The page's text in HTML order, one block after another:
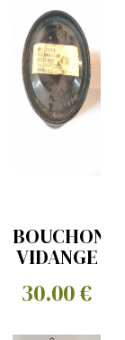
BOUCHON
VIDANGE
INFERIEUR
30.00 €